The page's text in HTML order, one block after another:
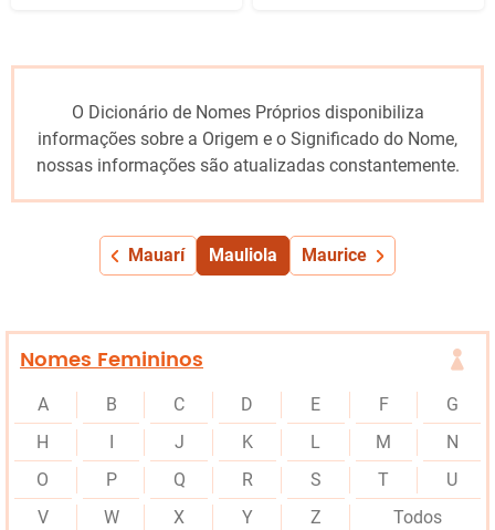
O Dicionário de Nomes Próprios disponibiliza
informações sobre a Origem e o Significado do Nome,
nossas informações são atualizadas constantemente.
Mauarí Mauliola Maurice
Nomes Femininos
A B C D E F
G
H
J K L M
N
O
P Q R S T
U
V
W X Y Z Todos